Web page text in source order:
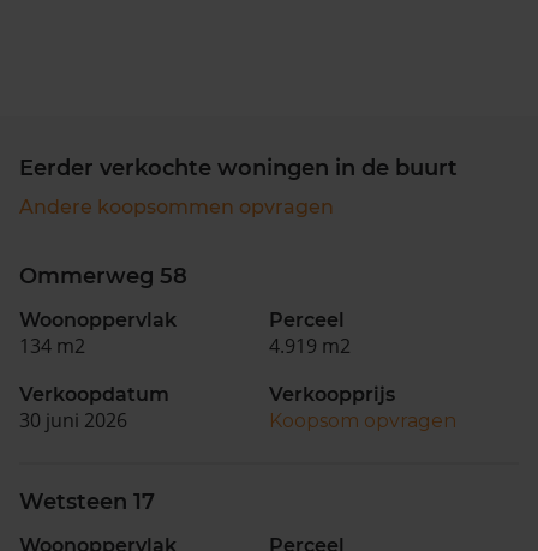
Eerder verkochte woningen in de buurt
Andere koopsommen opvragen
Ommerweg 58
Woonoppervlak
134 m2
Perceel
4.919 m2
Verkoopdatum
30 juni 2026
Verkoopprijs
Koopsom opvragen
Wetsteen 17
Woonoppervlak Perceel